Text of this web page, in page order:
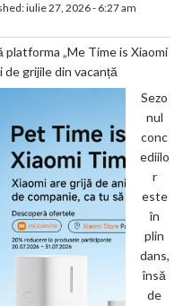
iulie 27, 2026 - 6:27 am
platforma „Me Time is Xiaomi
de grijile din vacanță
Sezo
nul
conc
ediilo
r
este
în
plin
dans,
însă
de